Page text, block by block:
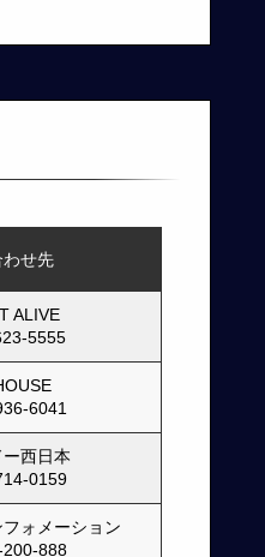
わせ先
ALIVE
5555
6041
西日本
0159
ォメーション
888